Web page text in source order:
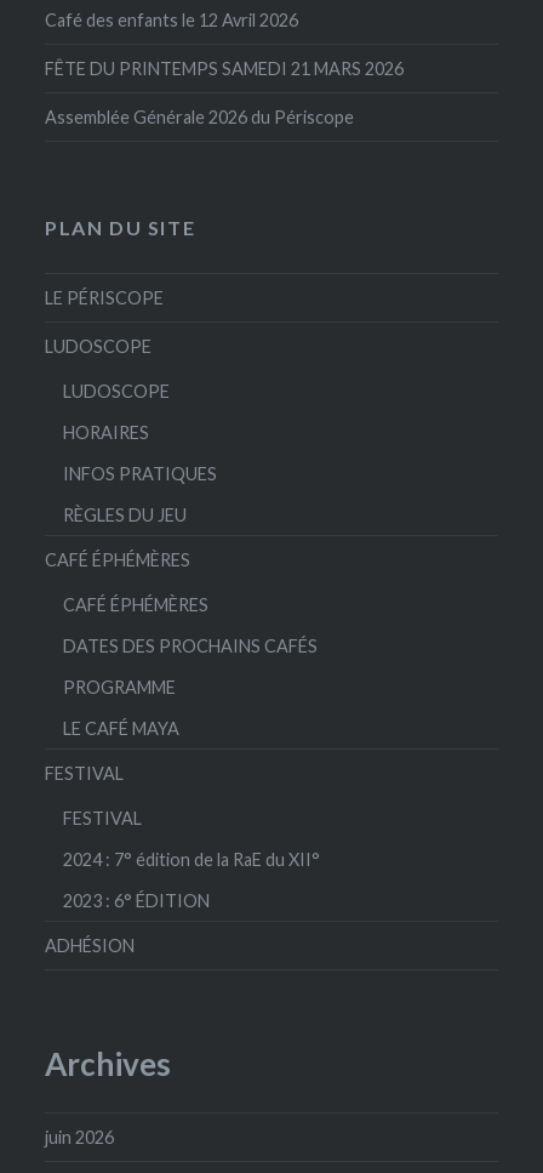
Café des enfants le 12 Avril 2026
FÊTE DU PRINTEMPS SAMEDI 21 MARS 2026
Assemblée Générale 2026 du Périscope
PLAN DU SITE
LE PÉRISCOPE
LUDOSCOPE
LUDOSCOPE
HORAIRES
INFOS PRATIQUES
RÈGLES DU JEU
CAFÉ ÉPHÉMÈRES
CAFÉ ÉPHÉMÈRES
DATES DES PROCHAINS CAFÉS
PROGRAMME
LE CAFÉ MAYA
FESTIVAL
FESTIVAL
2024 : 7° édition de la RaE du XII°
2023 : 6° ÉDITION
ADHÉSION
Archives
juin 2026